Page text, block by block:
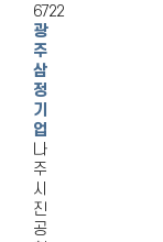
6722
광
주
삼
정
기
업
나
주
시
진
공